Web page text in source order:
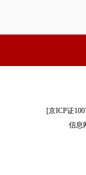
[京ICP证
信息